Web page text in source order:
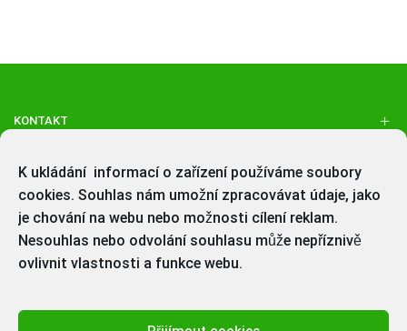
K ukládání informací o zařízení používáme soubory
cookies. Souhlas nám umožní zpracovávat údaje, jako
je chování na webu nebo možnosti cílení reklam.
Nesouhlas nebo odvolání souhlasu může nepříznivě
ovlivnit vlastnosti a funkce webu.
KONTAKT
Roztoky, 252 63
Česká republika